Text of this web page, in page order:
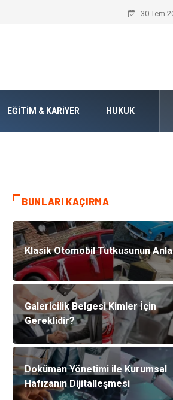
Doküman
30 Tem
EĞITIM & KARIYER HUKUK
BUNLARI KAÇIRMA
Klasik Otomobil Tutkusunun
Galericilik Belgesi Kimler İçin
Gereklidir?
Doküman Yönetimi ile Kurumsal
Hafızanın Dijitalleşmesi